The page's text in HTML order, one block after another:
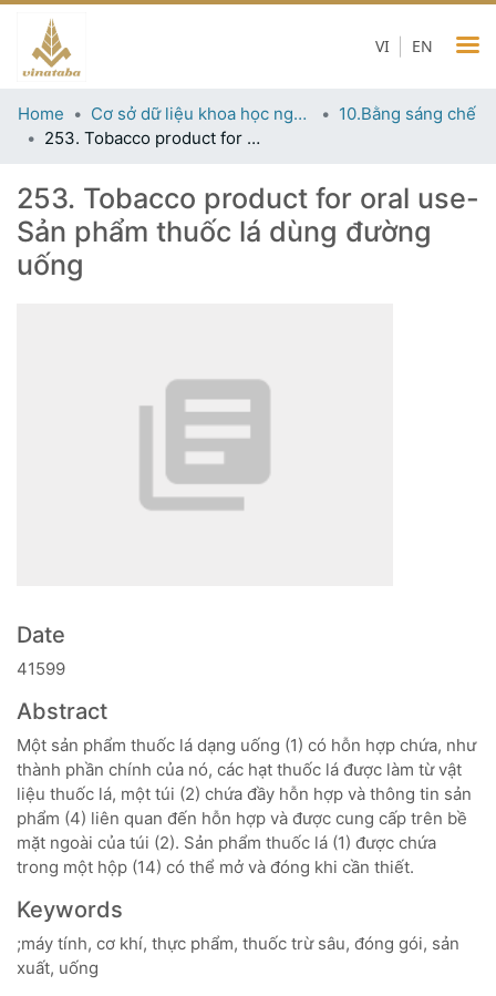
EN
VI
Home Cơ sở dữ liệu khoa học ngành thuốc lá
10.Bằng sáng chế
253. Tobacco product for oral use-Sản phẩm thuốc lá dùng đường uống
253. Tobacco product for oral use-
Sản phẩm thuốc lá dùng đường
uống
Date
41599
Abstract
Một sản phẩm thuốc lá dạng uống (1) có hỗn hợp chứa, như
thành phần chính của nó, các hạt thuốc lá được làm từ vật
liệu thuốc lá, một túi (2) chứa đầy hỗn hợp và thông tin sản
phẩm (4) liên quan đến hỗn hợp và được cung cấp trên bề
mặt ngoài của túi (2). Sản phẩm thuốc lá (1) được chứa
trong một hộp (14) có thể mở và đóng khi cần thiết.
Keywords
;máy tính, cơ khí, thực phẩm, thuốc trừ sâu, đóng gói, sản
xuất, uống